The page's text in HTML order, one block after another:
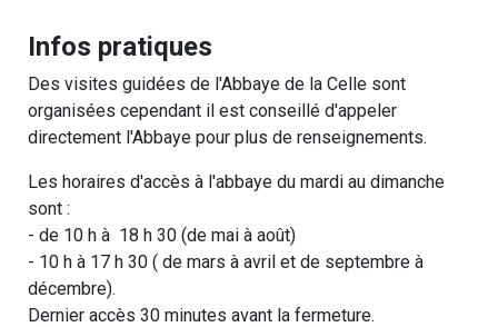
Infos pratiques
Des visites guidées de l'Abbaye de la Celle sont
organisées cependant il est conseillé d'appeler
directement l'Abbaye pour plus de renseignements.
Les horaires d'accès à l'abbaye du mardi au dimanche
sont :
- de 10 h à 18 h 30 (de mai à août)
- 10 h à 17 h 30 ( de mars à avril et de septembre à
décembre).
Dernier accès 30 minutes avant la fermeture.